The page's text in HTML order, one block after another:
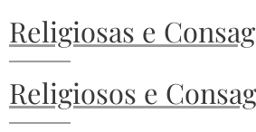
Religiosas e
Religiosos e